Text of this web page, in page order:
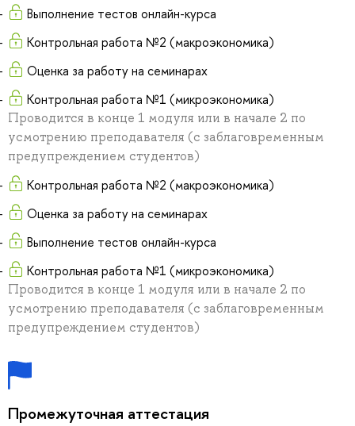
Выполнение тестов онлайн-курса
Контрольная работа №2 (макроэкономика)
Оценка за работу на семинарах
Контрольная работа №1 (микроэкономика)
Проводится в конце 1 модуля или в начале 2 по
усмотрению преподавателя (с заблаговременным
предупреждением студентов)
Контрольная работа №2 (макроэкономика)
Оценка за работу на семинарах
Выполнение тестов онлайн-курса
Контрольная работа №1 (микроэкономика)
Проводится в конце 1 модуля или в начале 2 по
усмотрению преподавателя (с заблаговременным
предупреждением студентов)
Промежуточная аттестация